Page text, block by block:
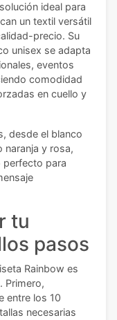
ideal para
un textil versátil
precio. Su
unisex se adapta
eventos
comodidad
en cuello y
desde el blanco
y rosa,
perfecto para
tu
pasos
Rainbow es
Primero,
entre los 10
necesarias